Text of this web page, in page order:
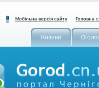
Мобільна версія сайту Головна
Новини